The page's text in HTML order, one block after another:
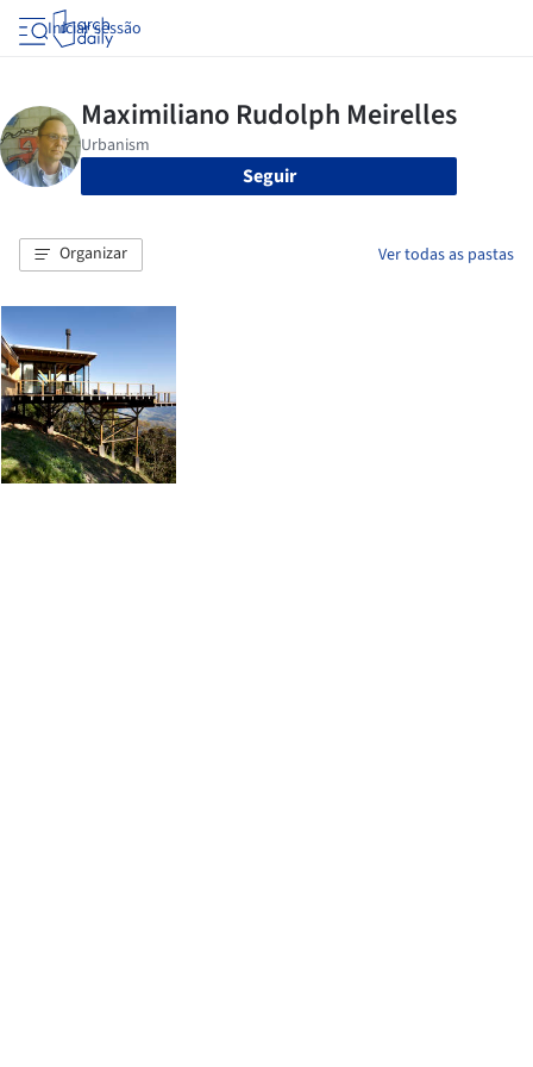
Iniciar sessão
Seguir
Organizar Ver todas as pastas